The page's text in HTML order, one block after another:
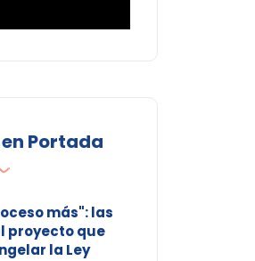
Portada
más": las
proyecto que
la Ley